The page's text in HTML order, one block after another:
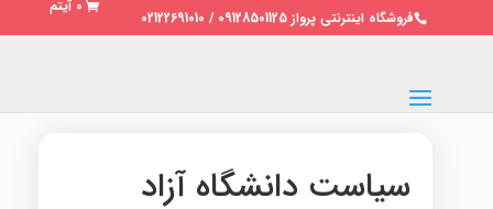
فروشگاه اینترنتی پرواز 09128501125 / 02122691010
0 آیتم
سیاست دانشگاه آزاد